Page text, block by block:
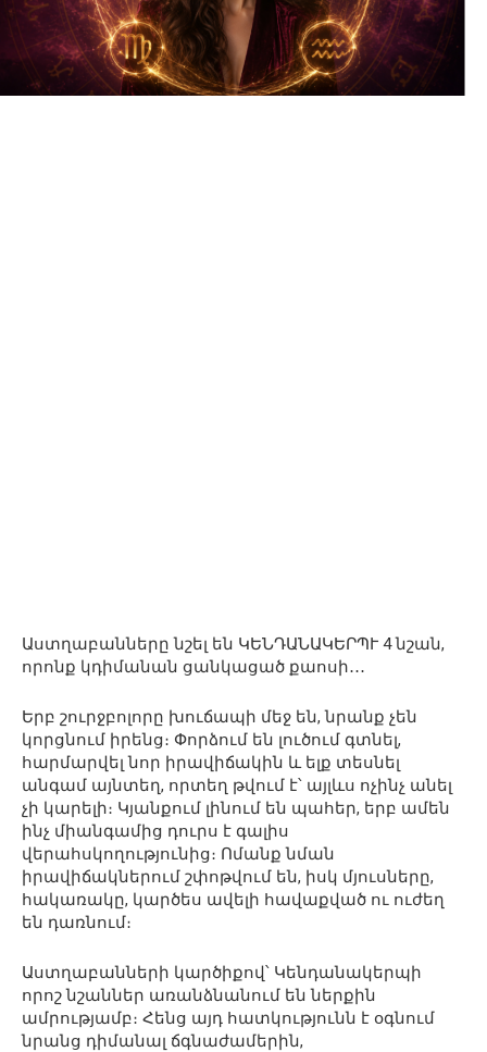
Աստղաբանները նշել են ԿԵՆԴԱՆԱԿԵՐՊՒ 4 նշան,
որոնք կդիմանան ցանկացած քաոսի․․․
Երբ շուրջբոլորը խուճապի մեջ են, նրանք չեն
կորցնում իրենց։ Փորձում են լուծում գտնել,
հարմարվել նոր իրավիճակին և ելք տեսնել
անգամ այնտեղ, որտեղ թվում է՝ այլևս ոչինչ անել
չի կարելի։ Կյանքում լինում են պահեր, երբ ամեն
ինչ միանգամից դուրս է գալիս
վերահսկողությունից։ Ոմանք նման
իրավիճակներում շփոթվում են, իսկ մյուսները,
հակառակը, կարծես ավելի հավաքված ու ուժեղ
են դառնում։
Աստղաբանների կարծիքով՝ Կենդանակերպի
որոշ նշաններ առանձնանում են ներքին
ամրությամբ։ Հենց այդ հատկությունն է օգնում
նրանց դիմանալ ճգնաժամերին,